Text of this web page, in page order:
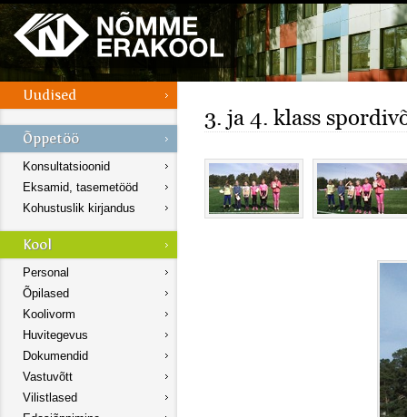
Konsultatsioonid
Eksamid, tasemetööd
Kohustuslik kirjandus
Personal
Õpilased
Koolivorm
Huvitegevus
Dokumendid
Vastuvõtt
Vilistlased
3. ja 4. klass